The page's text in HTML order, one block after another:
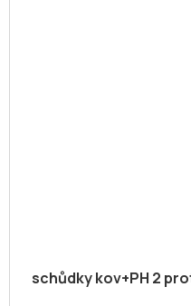
schůdky kov+PH 2